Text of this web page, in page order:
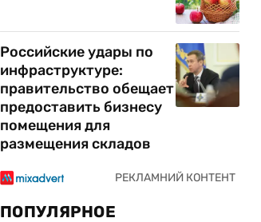
Российские удары по
инфраструктуре:
правительство обещает
предоставить бизнесу
помещения для
размещения складов
ПОПУЛЯРНОЕ